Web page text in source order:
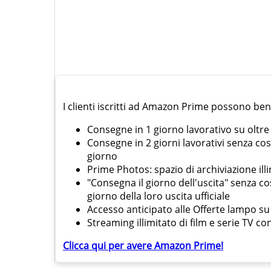
I clienti iscritti ad Amazon Prime possono
Consegne in 1 giorno lavorativo su
Consegne in 2 giorni lavorativi senza
giorno
Prime Photos: spazio di archiviazione
"Consegna il giorno dell'uscita" senza
giorno della loro uscita ufficiale
Accesso anticipato alle Offerte lampo
Streaming illimitato di film e serie TV
Clicca qui per avere Amazon Prime!